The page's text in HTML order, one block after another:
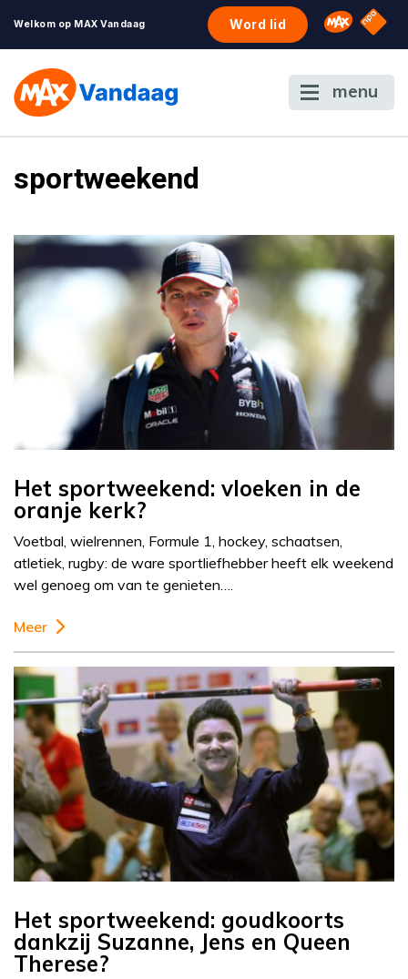
Welkom op MAX Vandaag Word lid Omroep
NPO
menu
sportweekend
Het sportweekend: vloeken in de
oranje kerk?
Voetbal, wielrennen, Formule 1, hockey, schaatsen,
atletiek, rugby: de ware sportliefhebber heeft elk weekend
wel genoeg om van te genieten….
Meer
Het sportweekend: goudkoorts
dankzij Suzanne, Jens en Queen
Therese?